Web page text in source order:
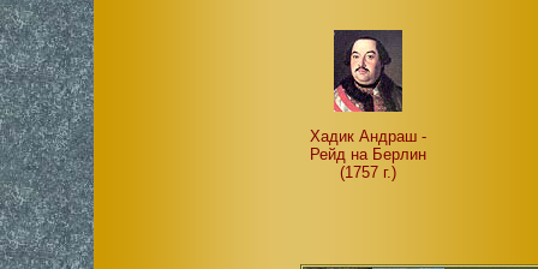
Хадик Андраш -
Рейд на Берлин
(1757 г.)